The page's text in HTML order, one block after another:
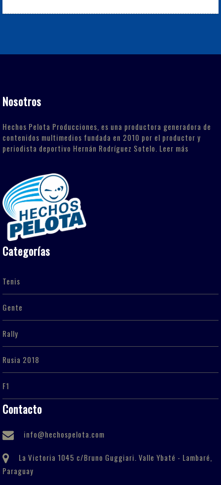
Nosotros
Hechos Pelota Producciones, es una productora generadora de
contenidos multimedios fundada en 2010 por el productor y
periodista deportivo Hernán Rodríguez Sotelo. Leer más
Categorías
Tenis
Gente
Rally
Rusia 2018
F1
Contacto
info@hechospelota.com
La Victoria 1045 c/Bruno Guggiari. Valle Ybaté - Lambaré,
Paraguay